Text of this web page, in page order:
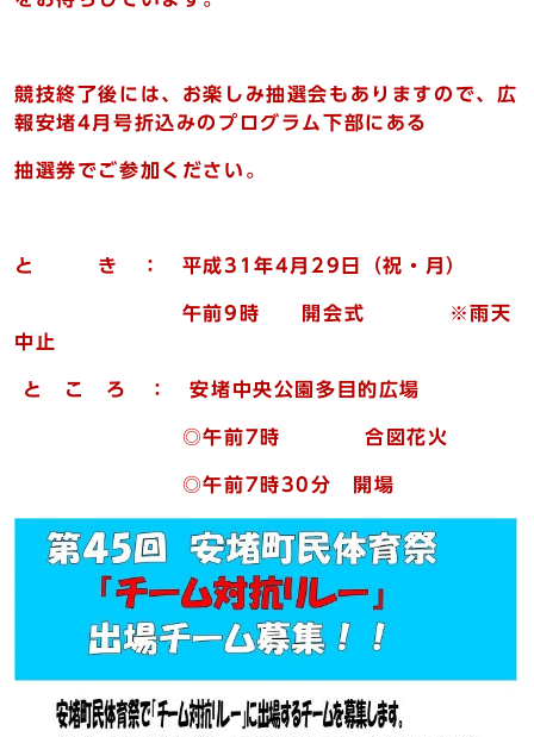
競技終了後には、お楽しみ抽選会もありますので、広
報安堵4月号折込みのプログラム下部にある
抽選券でご参加ください。
と き ： 平成31年4月29日（祝・月）
午前9時 開会式 ※雨天
中止
と こ ろ ： 安堵中央公園多目的広場
◎午前7時 合図花火
◎午前7時30分 開場